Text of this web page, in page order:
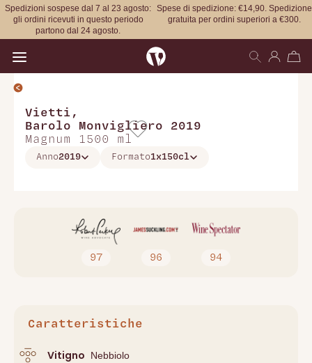
Spedizioni sospese dal 7 al 23 agosto:
gli ordini ricevuti in questo periodo
partono dal 24 agosto.
Spese di spedizione: €14,90. Spedizione
gratuita per ordini superiori a €300.
Vietti ,
Barolo Monvigliero 2019
Magnum 1500 ml
Anno2019 Formato1x150cl
97 96 94
Caratteristiche
Vitigno Nebbiolo